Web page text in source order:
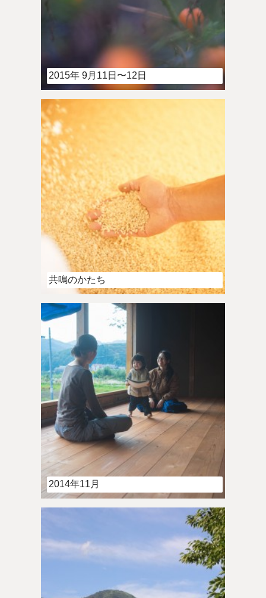
2015年 9月11日〜12日
共鳴のかたち
2014年11月